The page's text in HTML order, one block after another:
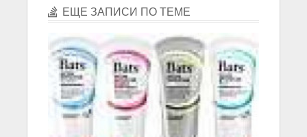
ЕЩЕ ЗАПИСИ ПО ТЕМЕ